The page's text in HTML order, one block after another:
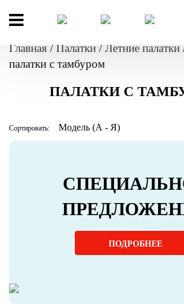
Главная / Палатки / Летние палатки
палатки с тамбуром
ПАЛАТКИ С
Сортировать:
ПОДРОБНЕЕ